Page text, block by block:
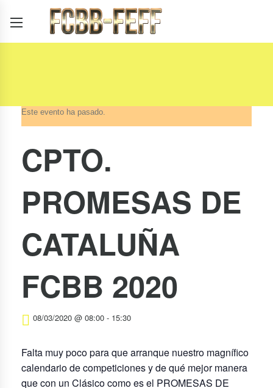
Este evento ha pasado.
CPTO.
PROMESAS DE
CATALUÑA
FCBB 2020
08/03/2020 @ 08:00 - 15:30
Falta muy poco para que arranque nuestro magnífico
calendario de competiciones y de qué mejor manera
que con un Clásico como es el PROMESAS DE